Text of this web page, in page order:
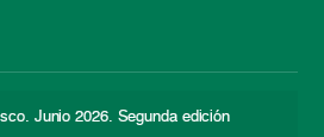
Junio 2026. Segunda edición